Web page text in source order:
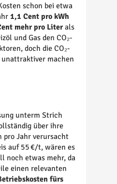
schon bei etwa
1,1 Cent pro kWh
mehr pro Literals
und Gas den CO₂-
doch die CO₂-
machen
unterm Strich
über ihre
pro Jahr verursacht
auf 55 €/t, wären es
noch etwas mehr, da
einen relevanten
fürs